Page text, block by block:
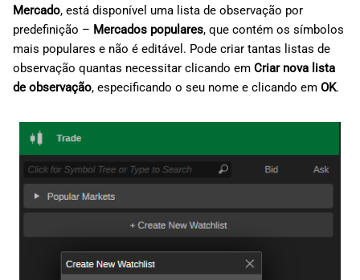
Mercado, está disponível uma lista de observação por
predefinição – Mercados populares, que contém os símbolos
mais populares e não é editável. Pode criar tantas listas de
observação quantas necessitar clicando em Criar nova lista
de observação, especificando o seu nome e clicando em OK.